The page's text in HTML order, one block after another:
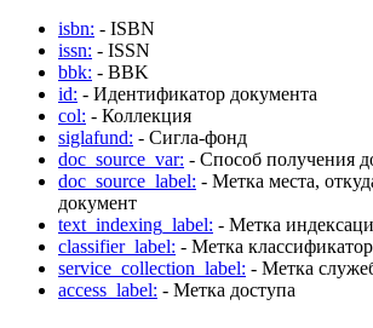
isbn: - ISBN
issn: - ISSN
bbk: - BBK
id: - Идентификатор документа
col: - Коллекция
siglafund: - Сигла-фонд
doc_source_var: - Способ получения
doc_source_label: - Метка места,
документ
text_indexing_label: - Метка
classifier_label: - Метка
service_collection_label: - Метка
access_label: - Метка доступа